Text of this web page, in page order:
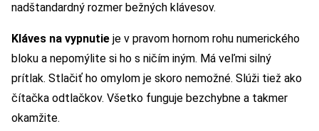
nadštandardný rozmer bežných klávesov.
Kláves na vypnutie je v pravom hornom rohu numerického
bloku a nepomýlite si ho s ničím iným. Má veľmi silný
prítlak. Stlačiť ho omylom je skoro nemožné. Slúži tiež ako
čítačka odtlačkov. Všetko funguje bezchybne a takmer
okamžite.